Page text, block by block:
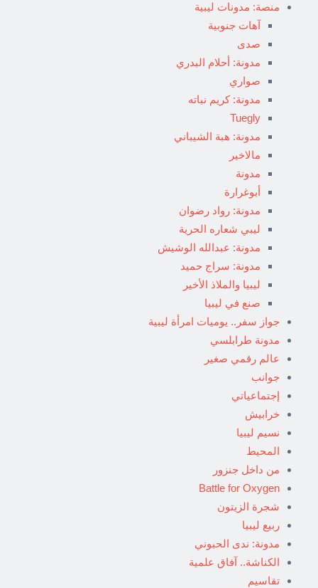
منصة: مدونات ليبية
آهات جنوبية
صدى
مدونة: أحلام البدري
صواري
مدونة: كريم نباته
Tuegly
مدونة: هبة الشيباني
مالاخير
مدونة
أبوغرارة
مدونة: رواد رضوان
ليبي شعاره الحرية
مدونة: عبدالله الوشيش
مدونة: سراج حميد
ليبيا والملاذ الأخير
صنع في ليبيا
جواز سفر.. يوميات امرأة ليبية
مدونة طرابلسي
عالم رقمي صغير
جوانب
إجتماعياتي
خرابيش
نسيم ليبيا
المحيط
من داخل جنزور
Battle for Oxygen
شجرة الزيتون
ربيع ليبيا
مدونة: ندى الحبوني
الكناشة.. آفاق علمية
تقاسيم